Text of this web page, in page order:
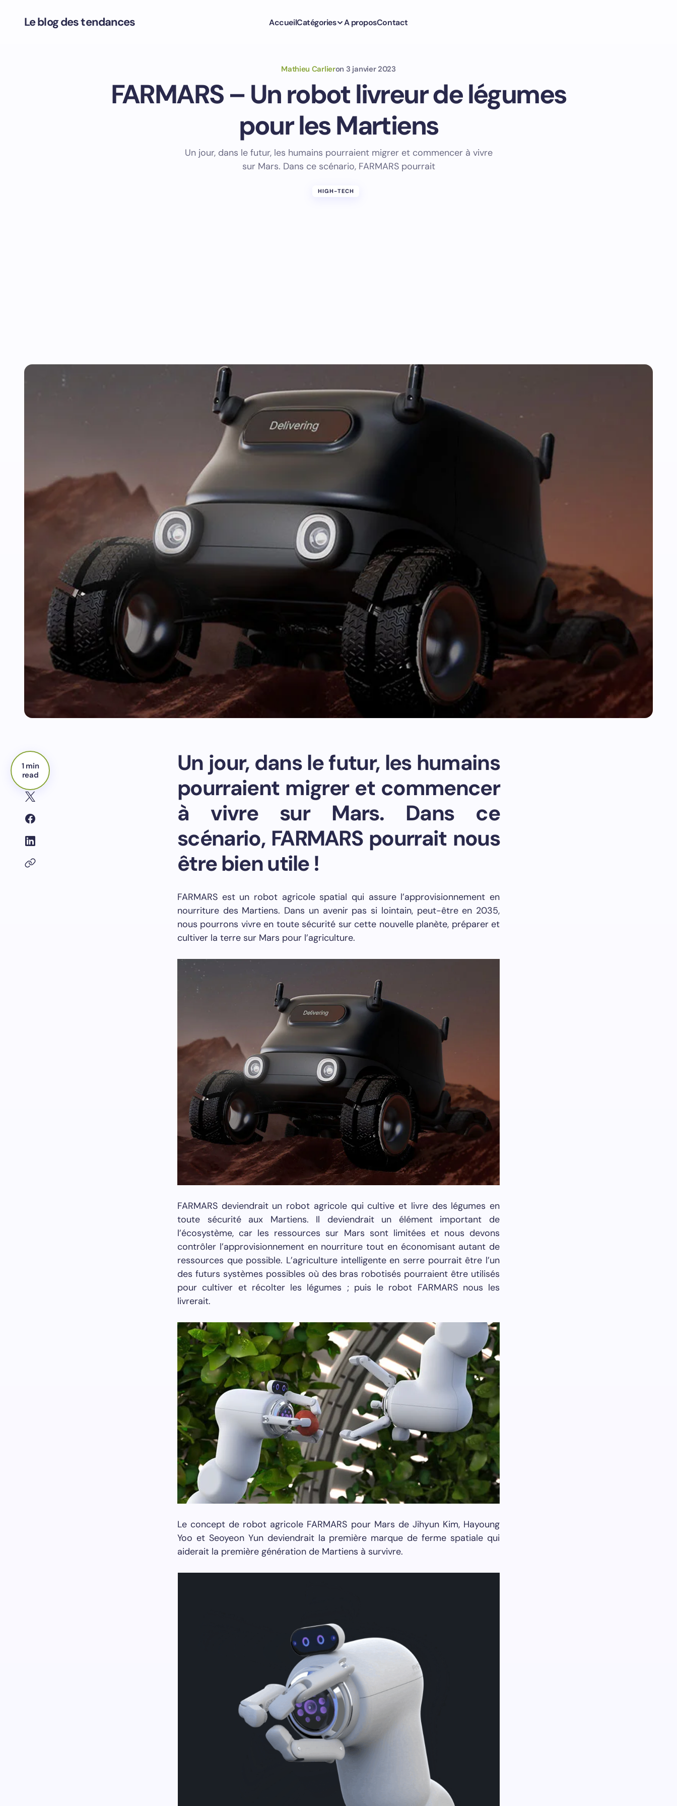
Le blog des tendances AccueilCatégories A proposContact
Mathieu Carlieron 3 janvier 2023
FARMARS – Un robot livreur de légumes
pour les Martiens
Un jour, dans le futur, les humains pourraient migrer et commencer à vivre
sur Mars. Dans ce scénario, FARMARS pourrait
HIGH-TECH
1 min
read
Un jour, dans le futur, les humains
pourraient migrer et commencer
à vivre sur Mars. Dans ce
scénario, FARMARS pourrait nous
être bien utile !
FARMARS est un robot agricole spatial qui assure l’approvisionnement en
nourriture des Martiens. Dans un avenir pas si lointain, peut-être en 2035,
nous pourrons vivre en toute sécurité sur cette nouvelle planète, préparer et
cultiver la terre sur Mars pour l’agriculture.
FARMARS deviendrait un robot agricole qui cultive et livre des légumes en
toute sécurité aux Martiens. Il deviendrait un élément important de
l’écosystème, car les ressources sur Mars sont limitées et nous devons
contrôler l’approvisionnement en nourriture tout en économisant autant de
ressources que possible. L’agriculture intelligente en serre pourrait être l’un
des futurs systèmes possibles où des bras robotisés pourraient être utilisés
pour cultiver et récolter les légumes ; puis le robot FARMARS nous les
livrerait.
Le concept de robot agricole FARMARS pour Mars de Jihyun Kim, Hayoung
Yoo et Seoyeon Yun deviendrait la première marque de ferme spatiale qui
aiderait la première génération de Martiens à survivre.